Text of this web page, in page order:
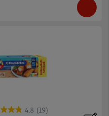
4.8 (19)